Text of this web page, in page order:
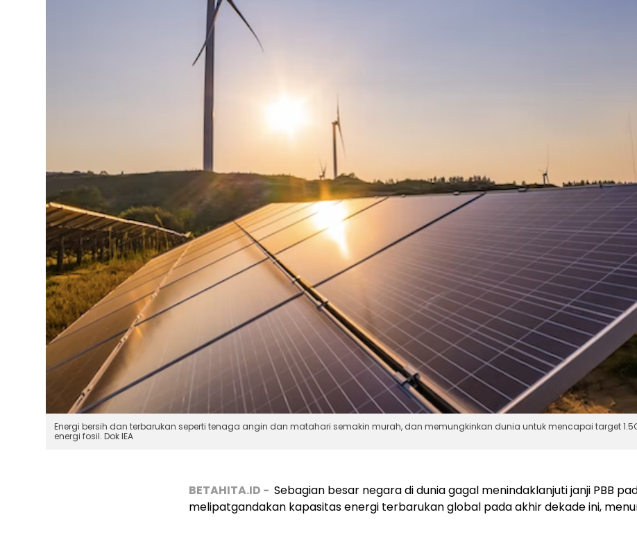
Energi bersih dan terbarukan seperti tenaga angin dan matahari semakin murah, dan memungkinkan dunia untuk mencapai target
energi fosil. Dok IEA
BETAHITA.ID - Sebagian besar negara di dunia gagal menindaklanjuti janji PBB
melipatgandakan kapasitas energi terbarukan global pada akhir dekade ini,